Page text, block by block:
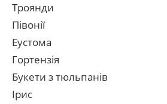
Троянди
Півонії
Еустома
Гортензія
Букети з тюльпанів
Ірис